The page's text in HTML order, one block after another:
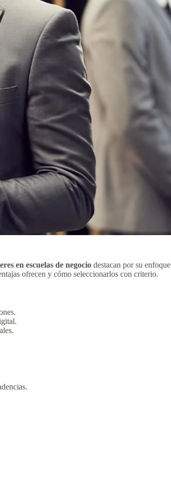
en escuelas de negocio destacan por su enfoque
ofrecen y cómo seleccionarlos con criterio.